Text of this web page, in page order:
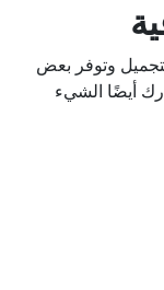
وتوفر بعض
أيضًا الشيء